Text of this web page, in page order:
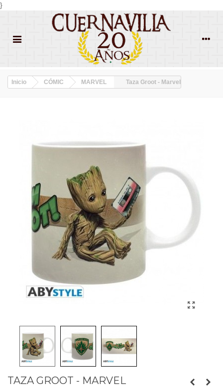
}
Inicio CÓMIC MARVEL Taza Groot - Marvel
TAZA GROOT - MARVEL